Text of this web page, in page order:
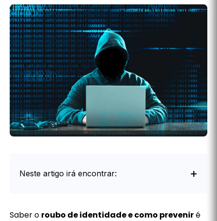
Neste artigo irá encontrar:
Saber o roubo de identidade e como preveniré